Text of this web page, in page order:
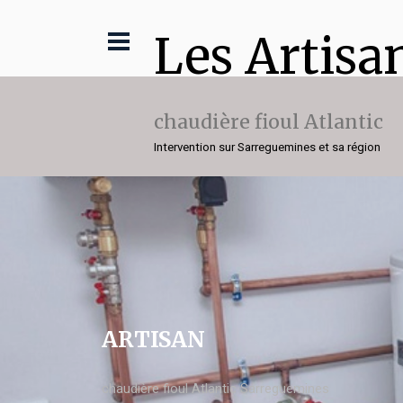
Les
chaudière fioul Atlantic
Intervention sur Sarreguemines et sa région
ARTISAN
chaudière fioul Atlantic Sarreguemines